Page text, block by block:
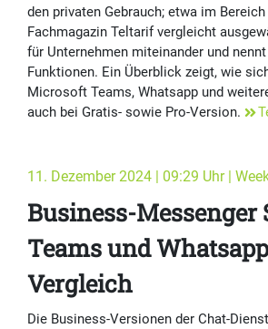
den privaten Gebrauch; etwa im
Fachmagazin Teltarif verglei­cht
für Unter­nehmen mit­einander und
Funk­tionen. Ein Überblick zeigt, wie
Microsoft Teams, Whatsapp und
auch bei Gratis- sowie Pro-Version.
11. Dezember 2024 | 09:29 Uhr |
Business-Messenger
Teams und
Vergleich
Die Busi­ness-Versionen der Chat-